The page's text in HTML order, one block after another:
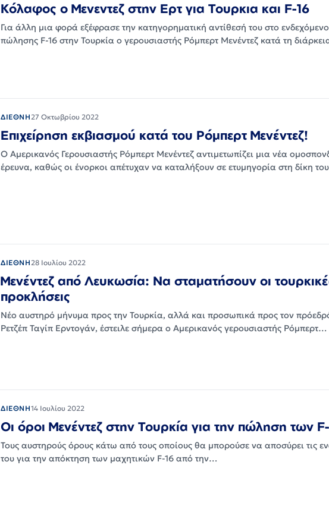
Κόλαφος ο Μενεντεζ στην Ερτ για Τουρκια και F-16
Για άλλη μια φορά εξέφρασε την κατηγορηματική αντίθεσή του στο ενδεχόμενο
πώλησης F-16 στην Τουρκία ο γερουσιαστής Ρόμπερτ Μενέντεζ κατά τη
ΔΙΕΘΝΗ 27 Οκτωβρίου 2022
Επιχείρηση εκβιασμού κατά του Ρόμπερτ Μενέντεζ!
Ο Αμερικανός Γερουσιαστής Ρόμπερτ Μενέντεζ αντιμετωπίζει μια νέα
έρευνα, καθώς οι ένορκοι απέτυχαν να καταλήξουν σε ετυμηγορία στη δίκη
ΔΙΕΘΝΗ 28 Ιουλίου 2022
Μενέντεζ από Λευκωσία: Να σταματήσουν οι
προκλήσεις
Νέο αυστηρό μήνυμα προς την Τουρκία, αλλά και προσωπικά προς τον
Ρετζέπ Ταγίπ Ερντογάν, έστειλε σήμερα ο Αμερικανός γερουσιαστής Ρόμπερτ…
ΔΙΕΘΝΗ14 Ιουλίου 2022
Οι όροι Μενέντεζ στην Τουρκία για την πώληση των
Τους αυστηρούς όρους κάτω από τους οποίους θα μπορούσε να αποσύρει τις
του για την απόκτηση των μαχητικών F-16 από την…